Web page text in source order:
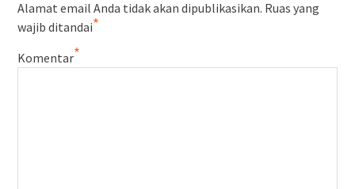
Alamat email Anda tidak akan dipublikasikan. Ruas yang
wajib ditandai*
Komentar*